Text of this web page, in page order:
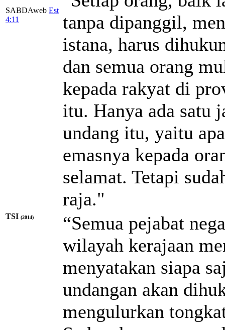
SABDAweb Est
4:11
tanpa dipanggil,
istana, harus
dan semua orang
kepada rakyat di
itu. Hanya ada satu
undang itu, yaitu
emasnya kepada
selamat. Tetapi
raja."
TSI (2014)
“Semua pejabat
wilayah kerajaan
menyatakan siapa
undangan akan
mengulurkan